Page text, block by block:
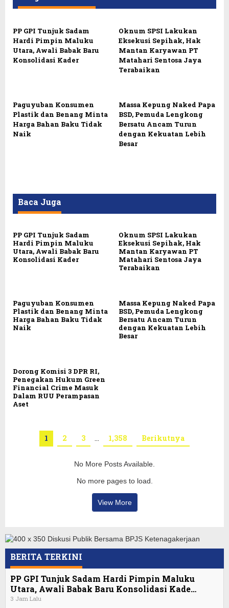
PP GPI Tunjuk Sadam
Hardi Pimpin Maluku
Utara, Awali Babak Baru
Konsolidasi Kader
Oknum SPSI Lakukan
Eksekusi Sepihak, Hak
Mantan Karyawan PT
Matahari Sentosa Jaya
Terabaikan
Paguyuban Konsumen
Plastik dan Benang Minta
Harga Bahan Baku Tidak
Naik
Massa Kepung Naked Papa
BSD, Pemuda Lengkong
Bersatu Ancam Turun
dengan Kekuatan Lebih
Besar
Baca Juga
PP GPI Tunjuk Sadam
Hardi Pimpin Maluku
Utara, Awali Babak Baru
Konsolidasi Kader
Oknum SPSI Lakukan
Eksekusi Sepihak, Hak
Mantan Karyawan PT
Matahari Sentosa Jaya
Terabaikan
Paguyuban Konsumen
Plastik dan Benang Minta
Harga Bahan Baku Tidak
Naik
Massa Kepung Naked Papa
BSD, Pemuda Lengkong
Bersatu Ancam Turun
dengan Kekuatan Lebih
Besar
Dorong Komisi 3 DPR RI,
Penegakan Hukum Green
Financial Crime Masuk
Dalam RUU Perampasan
Aset
1 2 3 … 1,358 Berikutnya
No More Posts Available.
No more pages to load.
View More
BERITA TERKINI
PP GPI Tunjuk Sadam Hardi Pimpin Maluku
Utara, Awali Babak Baru Konsolidasi Kade…
3 Jam Lalu